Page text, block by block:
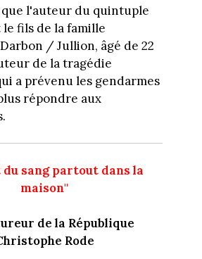
l'auteur du quintuple
fils de la famille
/ Jullion, âgé de 22
de la tragédie
a prévenu les gendarmes
répondre aux
sang partout dans la
maison"
de la République
Rode